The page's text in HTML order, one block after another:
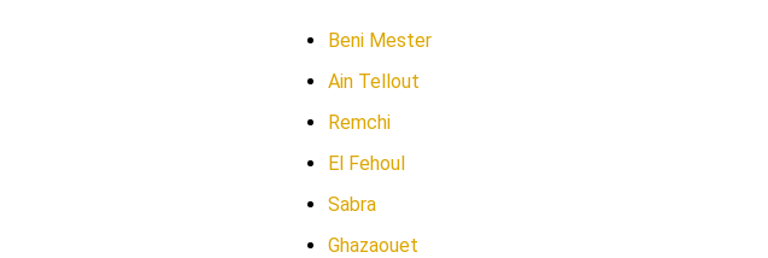
Beni Mester
Ain Tellout
Remchi
El Fehoul
Sabra
Ghazaouet